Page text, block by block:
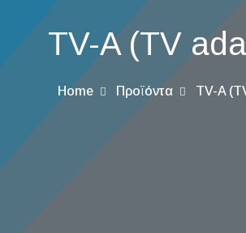
TV-A (TV
Home Προϊόντα TV-A